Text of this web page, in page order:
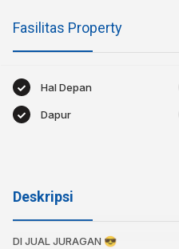
Fasilitas Property
Hal Depan
Dapur
Deskripsi
DI JUAL JURAGAN 😎